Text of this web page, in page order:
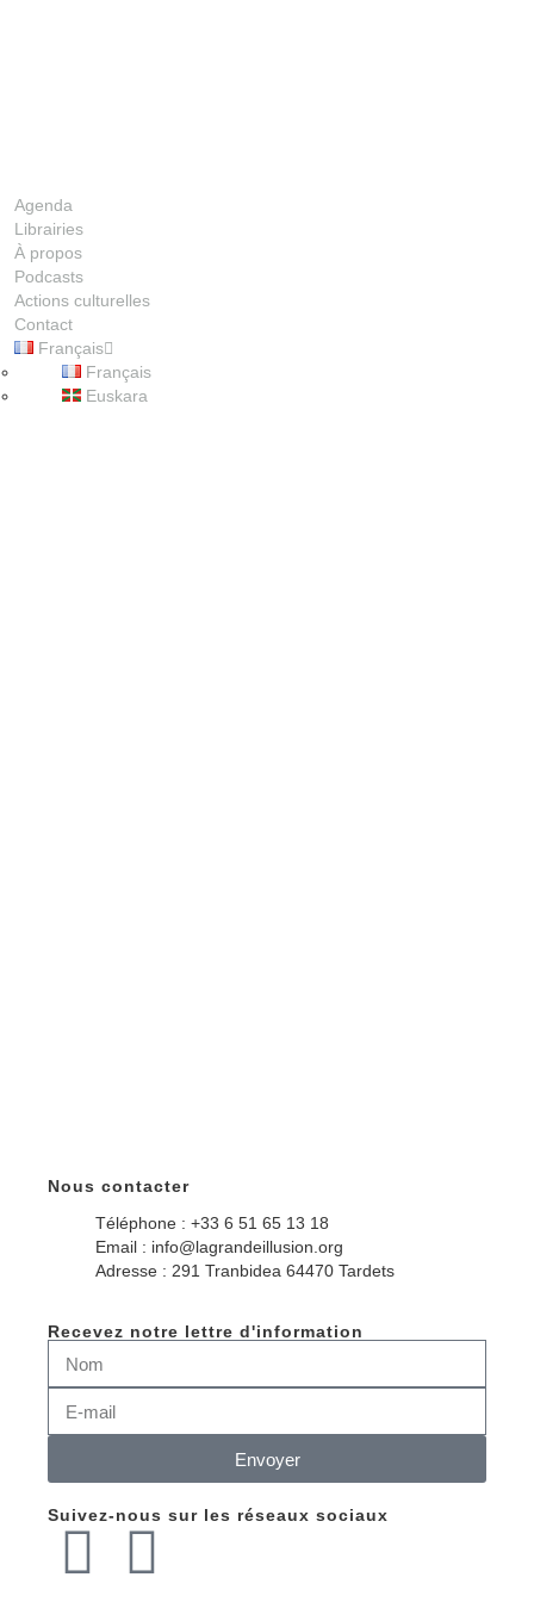
Agenda
Librairies
À propos
Podcasts
Actions culturelles
Contact
Français
Français
Euskara
00:00
Nous contacter
Téléphone : +33 6 51 65 13 18
Email : info@lagrandeillusion.org
Adresse : 291 Tranbidea 64470 Tardets
Recevez notre lettre d'information
Envoyer
Suivez-nous sur les réseaux sociaux